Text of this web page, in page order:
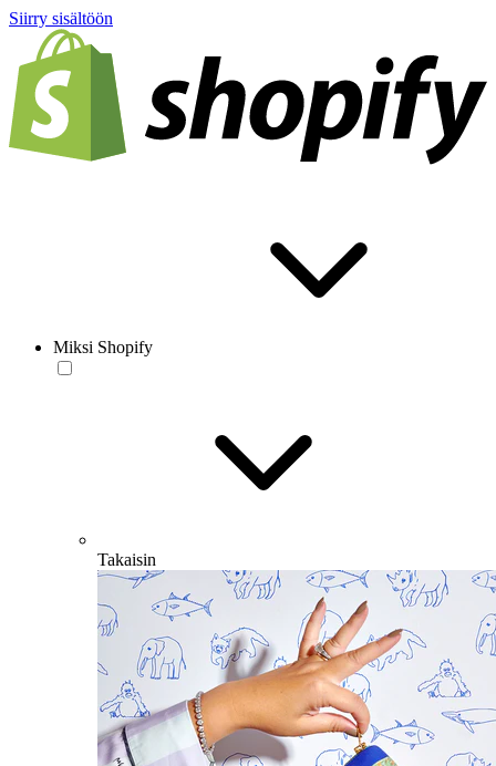
Siirry sisältöön
Miksi Shopify
Takaisin